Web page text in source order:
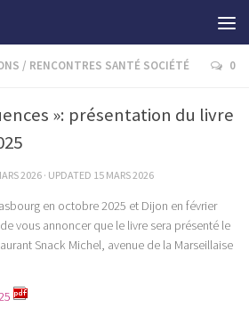
/ RENCONTRES SANTÉ SOCIÉTÉ 0
»: présentation du livre
2026 · UPDATED 15 MARS 2026
en octobre 2025 et Dijon en février
vous annoncer que le livre sera présenté le
Snack Michel, avenue de la Marseillaise